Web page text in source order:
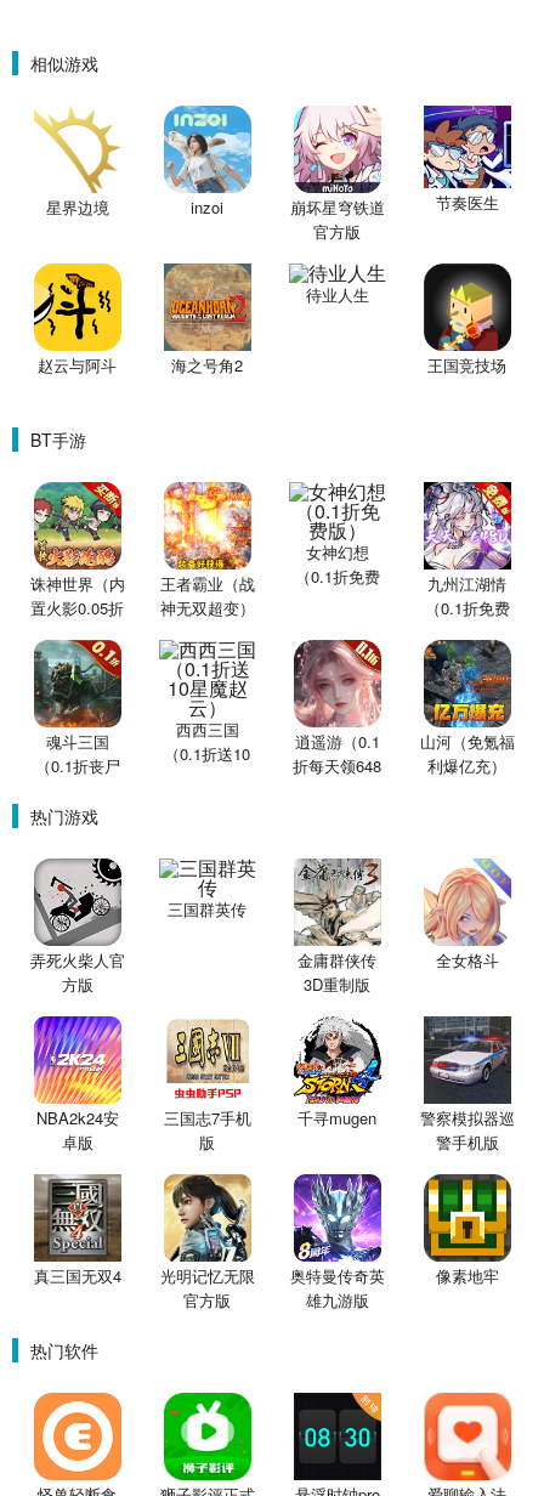
相似游戏
星界边境 inzoi
崩坏星穹铁道
官方版
节奏医生
赵云与阿斗 海之号角2
待业人生
王国竞技场
BT手游
诛神世界（内
置火影0.05折
王者霸业（战
神无双超变）
女神幻想
（0.1折免费
九州江湖情
（0.1折免费
魂斗三国
（0.1折丧尸
西西三国
（0.1折送10
逍遥游（0.1
折每天领648
山河（免氪福
利爆亿充）
热门游戏
弄死火柴人官
方版
三国群英传
金庸群侠传
3D重制版
全女格斗
NBA2k24安
卓版
三国志7手机
版
千寻mugen
警察模拟器巡
警手机版
真三国无双4
光明记忆无限
官方版
奥特曼传奇英
雄九游版
像素地牢
热门软件